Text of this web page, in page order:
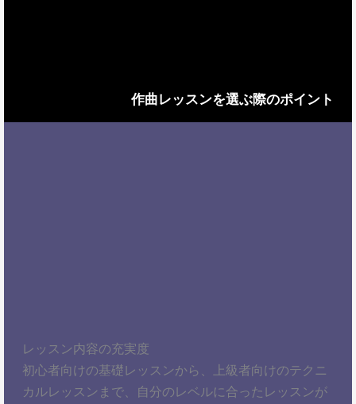
作曲レッスンを選ぶ際のポイント
レッスン内容の充実度
初心者向けの基礎レッスンから、上級者向けのテクニ
カルレッスンまで、自分のレベルに合ったレッスンが